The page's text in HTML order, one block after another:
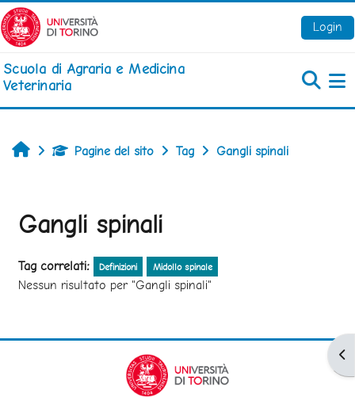
Vai al contenuto principale
Login
Scuola di Agraria e Medicina
Veterinaria
HomePagine del sito Tag Gangli spinali
Gangli spinali
Tag correlati: Definizioni Midollo spinale
Nessun risultato per "Gangli spinali"